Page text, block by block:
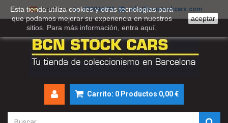
Español 930046895 info@bcnstockcars.com
Carrito: 0 Productos 0,00 €
Esta tienda utiliza cookies y otras tecnologías para
que podamos mejorar su experiencia en nuestros
sitios. Para más información, entra aquí
aceptar